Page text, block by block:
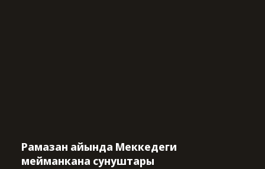
Рамазан айында Меккедеги
мейманкана сунуштары